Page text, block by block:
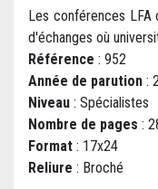
Les conférences LFA
d'échanges où
Référence : 952
Année de parution :
Niveau : Spécialistes
Nombre de pages :
Format : 17x24
Reliure : Broché